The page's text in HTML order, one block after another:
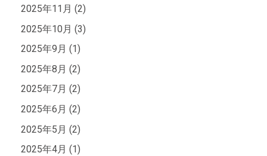
2025年11月 (2)
2025年10月 (3)
2025年9月 (1)
2025年8月 (2)
2025年7月 (2)
2025年6月 (2)
2025年5月 (2)
2025年4月 (1)